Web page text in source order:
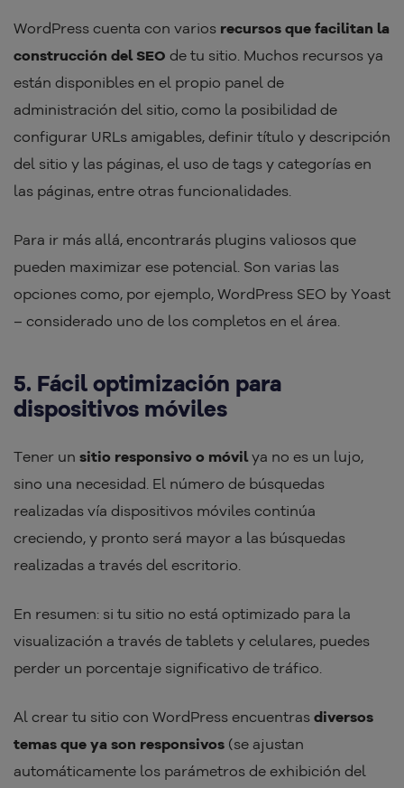
WordPress cuenta con varios recursos que facilitan la
construcción del SEO de tu sitio. Muchos recursos ya
están disponibles en el propio panel de
administración del sitio, como la posibilidad de
configurar URLs amigables, definir título y descripción
del sitio y las páginas, el uso de tags y categorías en
las páginas, entre otras funcionalidades.
Para ir más allá, encontrarás plugins valiosos que
pueden maximizar ese potencial. Son varias las
opciones como, por ejemplo, WordPress SEO by Yoast
– considerado uno de los completos en el área.
5. Fácil optimización para
dispositivos móviles
Tener un sitio responsivo o móvilya no es un lujo,
sino una necesidad. El número de búsquedas
realizadas vía dispositivos móviles continúa
creciendo, y pronto será mayor a las búsquedas
realizadas a través del escritorio.
En resumen: si tu sitio no está optimizado para la
visualización a través de tablets y celulares, puedes
perder un porcentaje significativo de tráfico.
Al crear tu sitio con WordPress encuentras diversos
temas que ya son responsivos (se ajustan
automáticamente los parámetros de exhibición del